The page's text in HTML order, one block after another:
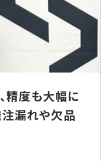
精度も大幅に
注漏れや欠品